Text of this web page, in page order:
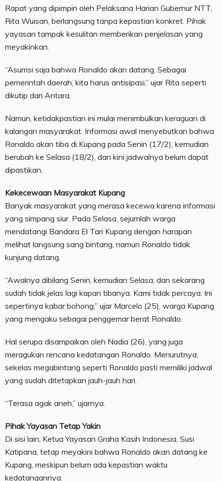
Rapat yang dipimpin oleh Pelaksana Harian Gubernur NTT,
Rita Wuisan, berlangsung tanpa kepastian konkret. Pihak
yayasan tampak kesulitan memberikan penjelasan yang
meyakinkan.
“Asumsi saja bahwa Ronaldo akan datang. Sebagai
pemerintah daerah, kita harus antisipasi,” ujar Rita seperti
dikutip dari Antara.
Namun, ketidakpastian ini mulai menimbulkan keraguan di
kalangan masyarakat. Informasi awal menyebutkan bahwa
Ronaldo akan tiba di Kupang pada Senin (17/2), kemudian
berubah ke Selasa (18/2), dan kini jadwalnya belum dapat
dipastikan.
Kekecewaan Masyarakat Kupang
Banyak masyarakat yang merasa kecewa karena informasi
yang simpang siur. Pada Selasa, sejumlah warga
mendatangi Bandara El Tari Kupang dengan harapan
melihat langsung sang bintang, namun Ronaldo tidak
kunjung datang.
“Awalnya dibilang Senin, kemudian Selasa, dan sekarang
sudah tidak jelas lagi kapan tibanya. Kami tidak percaya. Ini
sepertinya kabar bohong,” ujar Marcelo (25), warga Kupang
yang mengaku sebagai penggemar berat Ronaldo.
Hal serupa disampaikan oleh Nadia (26), yang juga
meragukan rencana kedatangan Ronaldo. Menurutnya,
sekelas megabintang seperti Ronaldo pasti memiliki jadwal
yang sudah ditetapkan jauh-jauh hari.
“Terasa agak aneh,” ujarnya.
Pihak Yayasan Tetap Yakin
Di sisi lain, Ketua Yayasan Graha Kasih Indonesia, Susi
Katipana, tetap meyakini bahwa Ronaldo akan datang ke
Kupang, meskipun belum ada kepastian waktu
kedatangannya.